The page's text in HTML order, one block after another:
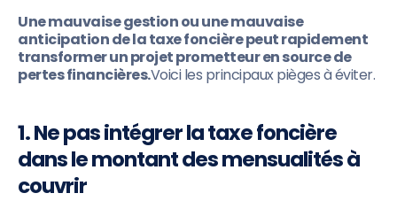
Une mauvaise gestion ou une mauvaise
anticipation de la taxe foncière peut rapidement
transformer un projet prometteur en source de
pertes financières.Voici les principaux pièges à éviter.
1. Ne pas intégrer la taxe foncière
dans le montant des mensualités à
couvrir